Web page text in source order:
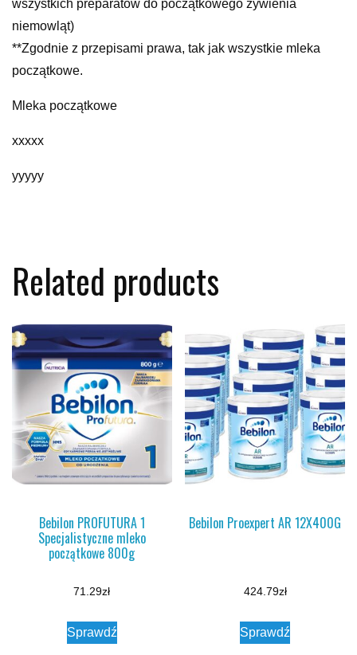
wszystkich preparatów do początkowego żywienia
niemowląt)
**Zgodnie z przepisami prawa, tak jak wszystkie mleka
początkowe.
Mleka początkowe
xxxxx
yyyyy
Related products
Bebilon PROFUTURA 1
Specjalistyczne mleko
początkowe 800g
71.29zł
Sprawdź
Bebilon Proexpert AR 12X400G
424.79zł
Sprawdź